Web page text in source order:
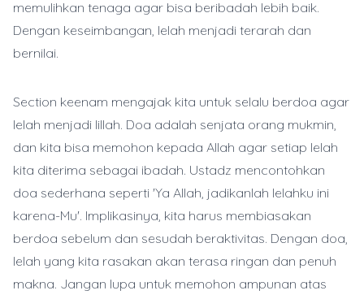
memulihkan tenaga agar bisa beribadah lebih baik.
Dengan keseimbangan, lelah menjadi terarah dan
bernilai.
Section keenam mengajak kita untuk selalu berdoa agar
lelah menjadi lillah. Doa adalah senjata orang mukmin,
dan kita bisa memohon kepada Allah agar setiap lelah
kita diterima sebagai ibadah. Ustadz mencontohkan
doa sederhana seperti 'Ya Allah, jadikanlah lelahku ini
karena-Mu'. Implikasinya, kita harus membiasakan
berdoa sebelum dan sesudah beraktivitas. Dengan doa,
lelah yang kita rasakan akan terasa ringan dan penuh
makna. Jangan lupa untuk memohon ampunan atas